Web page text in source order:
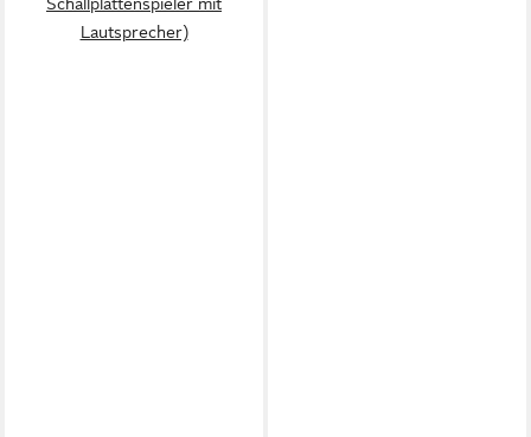
Lautsprecher)